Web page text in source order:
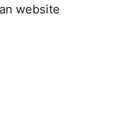
website